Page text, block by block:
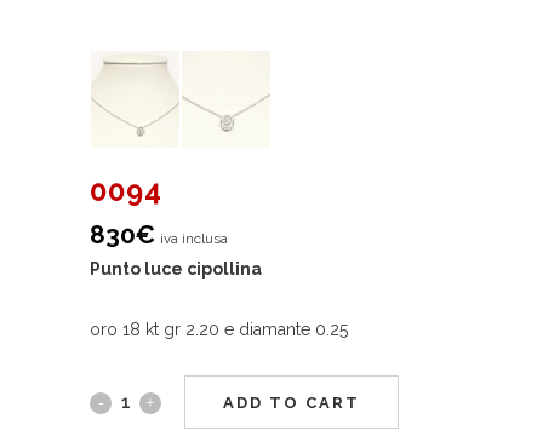
0094
830€ iva inclusa
Punto luce cipollina
oro 18 kt gr 2.20 e diamante 0.25
ADD TO CART